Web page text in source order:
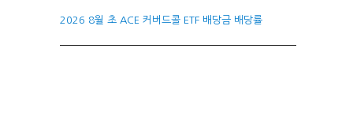
2026 8월 초 ACE 커버드콜 ETF 배당금 배당률